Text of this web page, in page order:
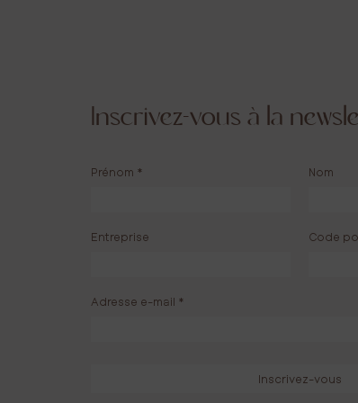
Inscrivez-vous à la
Prénom * Nom
Entreprise Code
Adresse e-mail *
Cela m’a permis de laisser une